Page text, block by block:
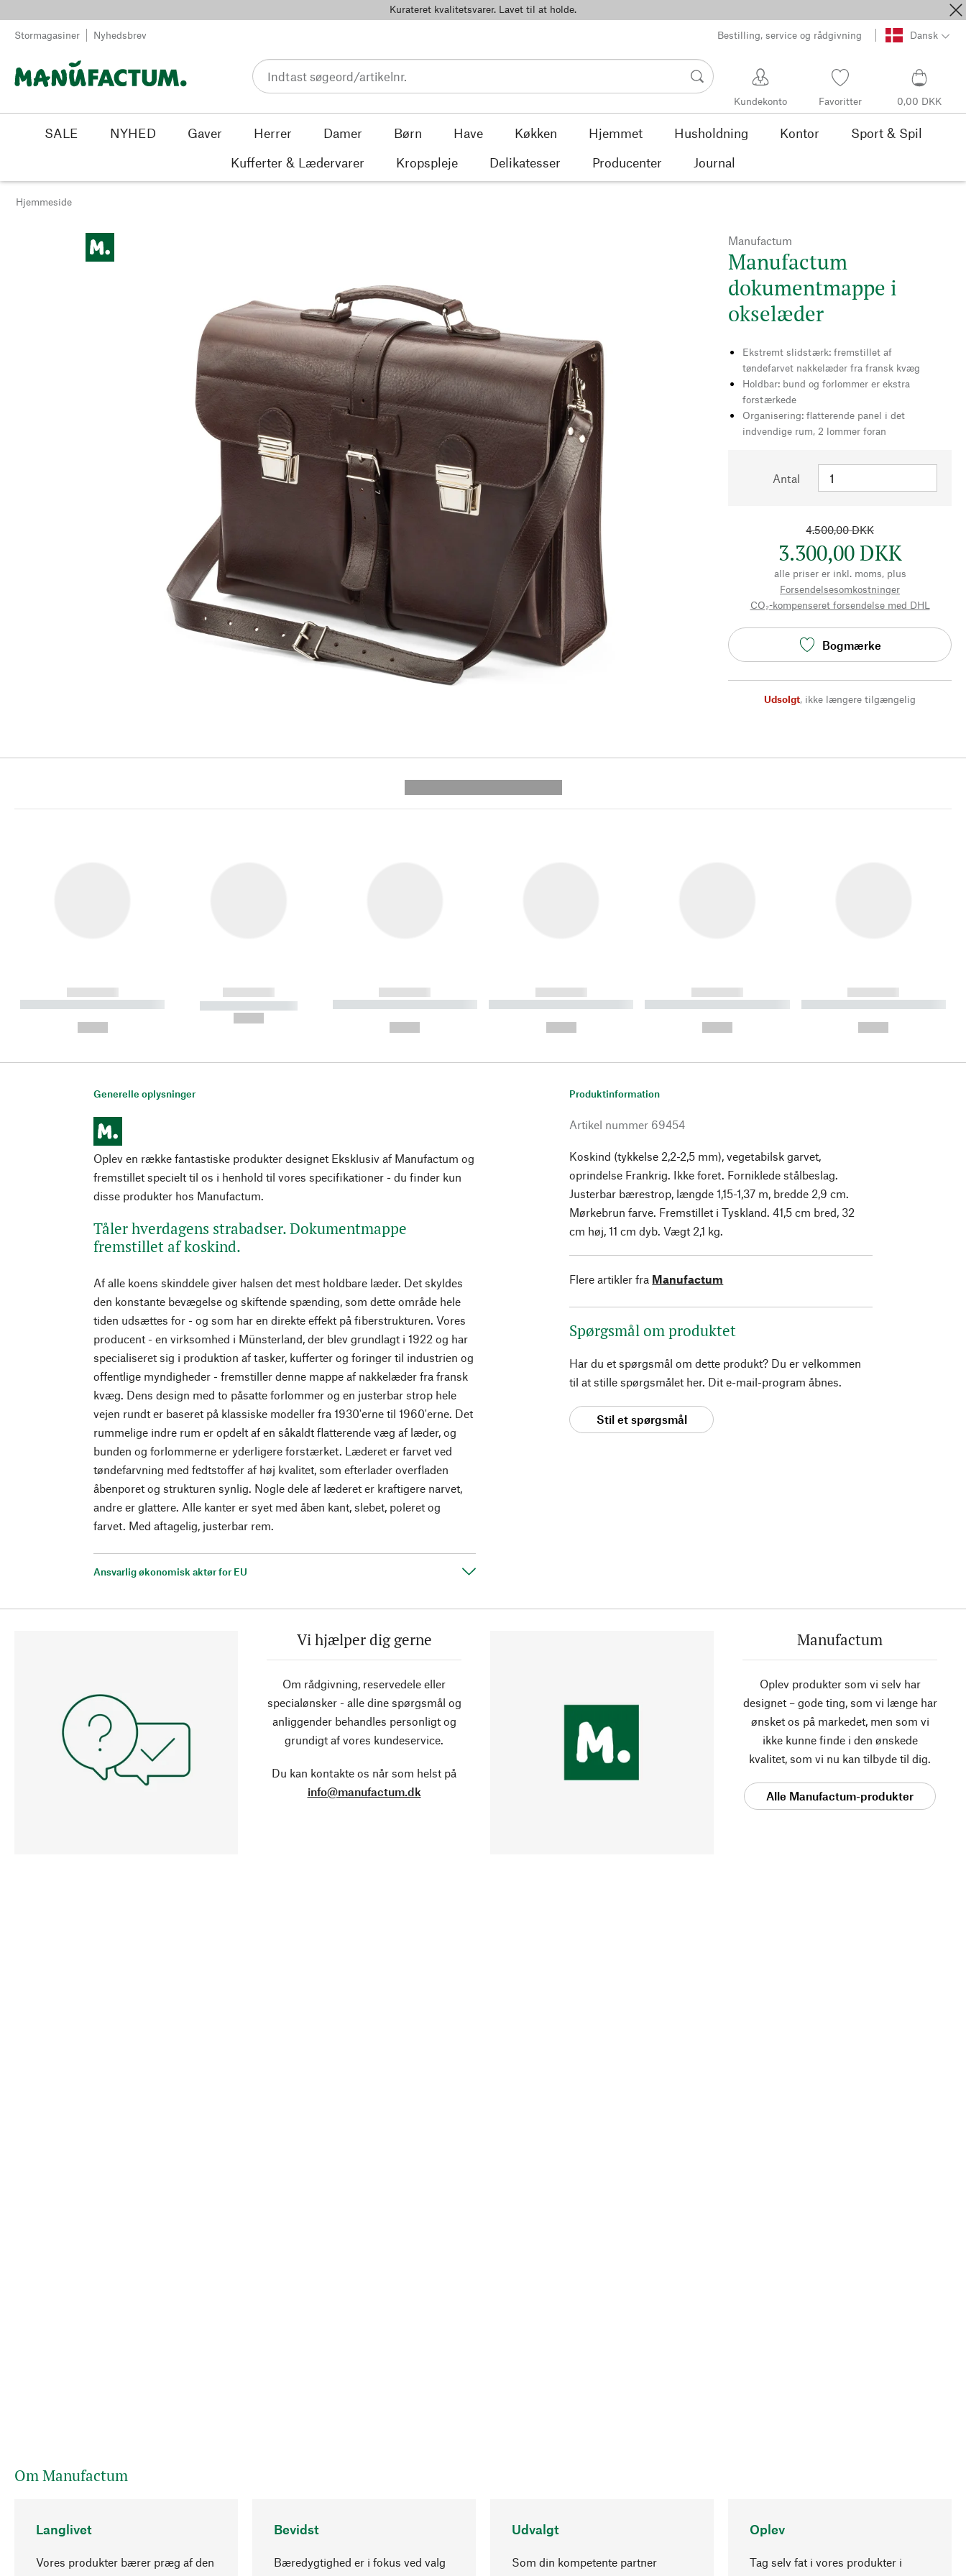
Kurateret kvalitetsvarer. Lavet til at holde.
Stormagasiner Nyhedsbrev Bestilling, service og rådgivning Dansk
Kundekonto Favoritter 0,00 DKK
SALE NYHED Gaver Herrer Damer Børn Have Køkken Hjemmet Husholdning Kontor
Sport & Spil
Kufferter & Lædervarer
Kropspleje Delikatesser Producenter Journal
Hjemmeside
Manufactum
Manufactum
dokumentmappe i
okselæder
Ekstremt slidstærk: fremstillet af
tøndefarvet nakkelæder fra fransk kvæg
Holdbar: bund og forlommer er ekstra
forstærkede
Organisering: flatterende panel i det
indvendige rum, 2 lommer foran
Antal
4.500,00 DKK
3.300,00 DKK
alle priser er inkl. moms, plus
Forsendelsesomkostninger
CO₂-kompenseret forsendelse med DHL
Bogmærke
Udsolgt, ikke længere tilgængelig
------------
----------- ----------- ----------
------------
----------- -----------
------------
----------- ----------- ----------
------------
----------- ----------- ----------
------------
----------- ----------- ----------
------------
----------- ----------- ----------
Generelle oplysninger
Oplev en række fantastiske produkter designet Eksklusiv af Manufactum og
fremstillet specielt til os i henhold til vores specifikationer - du finder kun
disse produkter hos Manufactum.
Tåler hverdagens strabadser. Dokumentmappe
fremstillet af koskind.
Af alle koens skinddele giver halsen det mest holdbare læder. Det skyldes
den konstante bevægelse og skiftende spænding, som dette område hele
tiden udsættes for - og som har en direkte effekt på fiberstrukturen. Vores
producent - en virksomhed i Münsterland, der blev grundlagt i 1922 og har
specialiseret sig i produktion af tasker, kufferter og foringer til industrien og
offentlige myndigheder - fremstiller denne mappe af nakkelæder fra fransk
kvæg. Dens design med to påsatte forlommer og en justerbar strop hele
vejen rundt er baseret på klassiske modeller fra 1930'erne til 1960'erne. Det
rummelige indre rum er opdelt af en såkaldt flatterende væg af læder, og
bunden og forlommerne er yderligere forstærket. Læderet er farvet ved
tøndefarvning med fedtstoffer af høj kvalitet, som efterlader overfladen
åbenporet og strukturen synlig. Nogle dele af læderet er kraftigere narvet,
andre er glattere. Alle kanter er syet med åben kant, slebet, poleret og
farvet. Med aftagelig, justerbar rem.
Ansvarlig økonomisk aktør for EU
Produktinformation
Artikel nummer 69454
Koskind (tykkelse 2,2-2,5 mm), vegetabilsk garvet,
oprindelse Frankrig. Ikke foret. Forniklede stålbeslag.
Justerbar bærestrop, længde 1,15-1,37 m, bredde 2,9 cm.
Mørkebrun farve. Fremstillet i Tyskland. 41,5 cm bred, 32
cm høj, 11 cm dyb. Vægt 2,1 kg.
Flere artikler fra Manufactum
Spørgsmål om produktet
Har du et spørgsmål om dette produkt? Du er velkommen
til at stille spørgsmålet her. Dit e-mail-program åbnes.
Stil et spørgsmål
Vi hjælper dig gerne
Om rådgivning, reservedele eller
specialønsker - alle dine spørgsmål og
anliggender behandles personligt og
grundigt af vores kundeservice.
Du kan kontakte os når som helst på
info@manufactum.dk
Manufactum
Oplev produkter som vi selv har
designet – gode ting, som vi længe har
ønsket os på markedet, men som vi
ikke kunne finde i den ønskede
kvalitet, som vi nu kan tilbyde til dig.
Alle Manufactum-produkter
Om Manufactum
Langlivet
Vores produkter bærer præg af den
Bevidst
Bæredygtighed er i fokus ved valg
Udvalgt
Som din kompetente partner
Oplev
Tag selv fat i vores produkter i